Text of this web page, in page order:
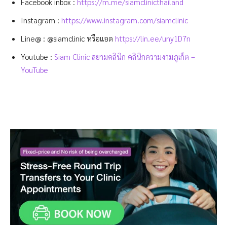
Instagram : https://www.instagram.com/siamclinic
Line@ : @siamclinic หรือแอด https://lin.ee/uny1D7n
Youtube : Siam Clinic สยามคลินิก คลินิกความงามภูเก็ต –
YouTube